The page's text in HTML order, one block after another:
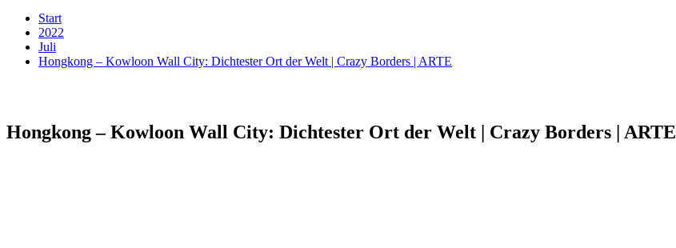
Start
2022
Juli
Hongkong – Kowloon Wall City: Dichtester Ort der Welt | Crazy Borders | ARTE
Hongkong – Kowloon Wall City: Dichtester Ort der Welt | Crazy Borders | ARTE